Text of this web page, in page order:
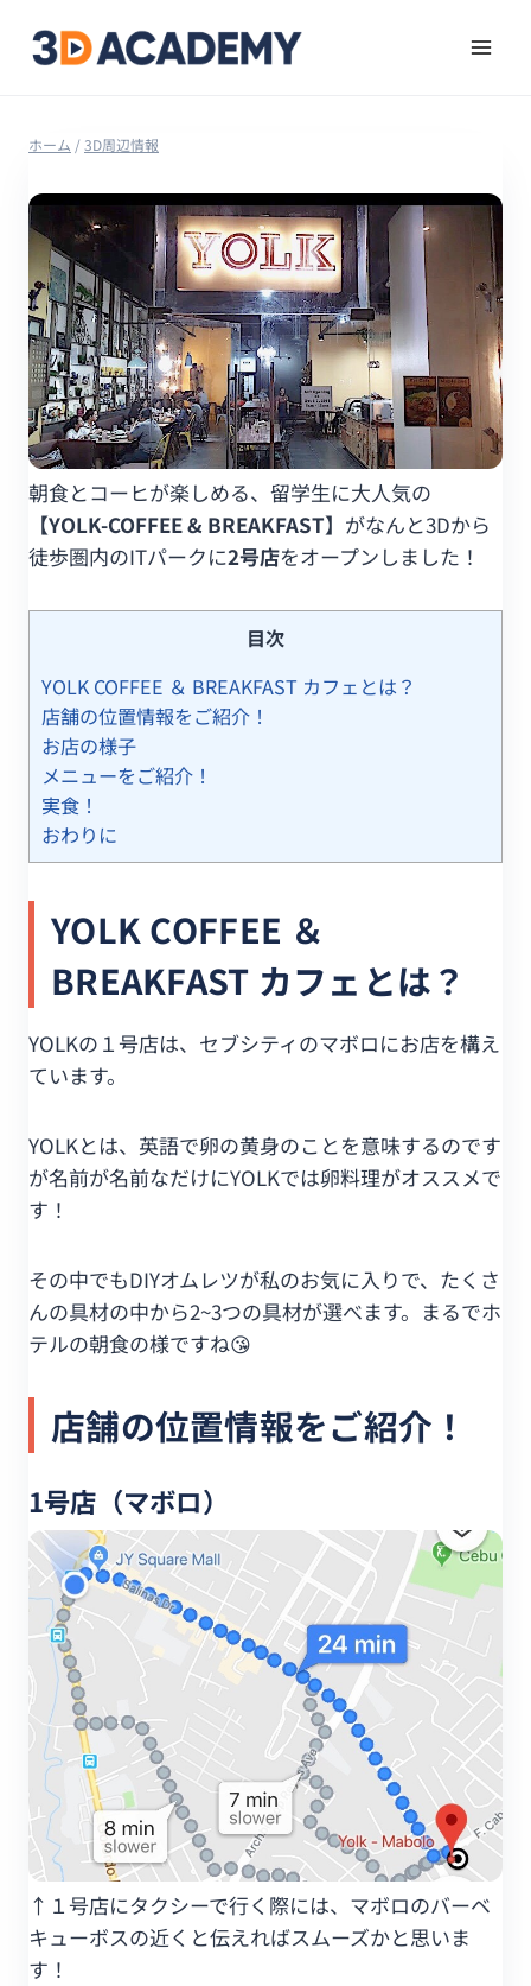
ホーム /3D周辺情報
朝食とコーヒが楽しめる、留学生に大人気の
【YOLK-COFFEE & BREAKFAST】 がなんと3Dから
徒歩圏内のITパークに2号店をオープンしました！
目次
YOLK COFFEE ＆ BREAKFAST カフェとは？
店舗の位置情報をご紹介！
お店の様子
メニューをご紹介！
実食！
おわりに
YOLK COFFEE ＆
BREAKFAST カフェとは？
YOLKの１号店は、セブシティのマボロにお店を構え
ています。
YOLKとは、英語で卵の黄身のことを意味するのです
が名前が名前なだけにYOLKでは卵料理がオススメで
す！
その中でもDIYオムレツが私のお気に入りで、たくさ
んの具材の中から2~3つの具材が選べます。まるでホ
テルの朝食の様ですね😘
店舗の位置情報をご紹介！
1号店（マボロ）
↑１号店にタクシーで行く際には、マボロのバーベ
キューボスの近くと伝えればスムーズかと思いま
す！